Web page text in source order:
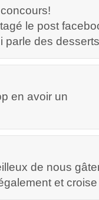
le post
parle des
en avoir un
de nous
et